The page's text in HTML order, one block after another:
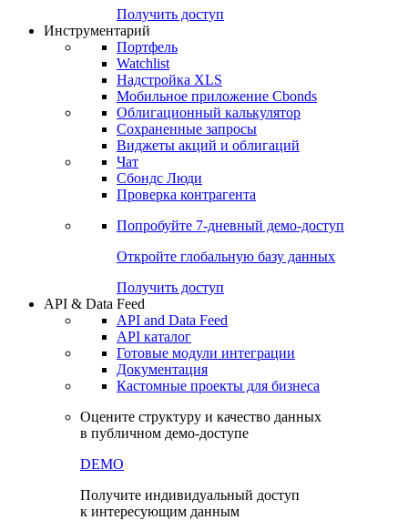
Получить доступ
Инструментарий
Портфель
Watchlist
Надстройка XLS
Мобильное приложение Cbonds
Облигационный калькулятор
Сохраненные запросы
Виджеты акций и облигаций
Чат
Сбондс Люди
Проверка контрагента
Попробуйте 7-дневный демо-доступ
Откройте глобальную базу данных
Получить доступ
API & Data Feed
API and Data Feed
API каталог
Готовые модули интеграции
Документация
Кастомные проекты для бизнеса
Оцените структуру и качество данных
в публичном демо-доступе
DEMO
Получите индивидуальный доступ
к интересующим данным